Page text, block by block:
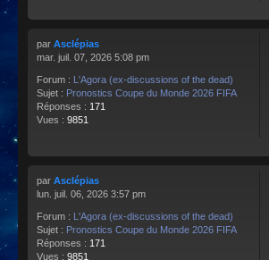
par Asclépias
mar. juil. 07, 2026 5:08 pm
Forum : L'Agora (ex-discussions of the dead)
Sujet : Pronostics Coupe du Monde 2026 FIFA
Réponses : 171
Vues : 9851
par Asclépias
lun. juil. 06, 2026 3:57 pm
Forum : L'Agora (ex-discussions of the dead)
Sujet : Pronostics Coupe du Monde 2026 FIFA
Réponses : 171
Vues : 9851